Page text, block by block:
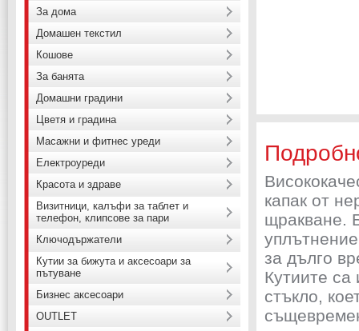
капак от
щракване.
за дълго
Кутиите са
стъкло,
За дома
Домашен текстил
Кошове
За банята
Домашни градини
Цветя и градина
Масажни и фитнес уреди
Електроуреди
Красота и здраве
Визитници, калъфи за таблет и
телефон, клипсове за пари
Ключодържатели
Кутии за бижута и аксесоари за
пътуване
Бизнес аксесоари
OUTLET